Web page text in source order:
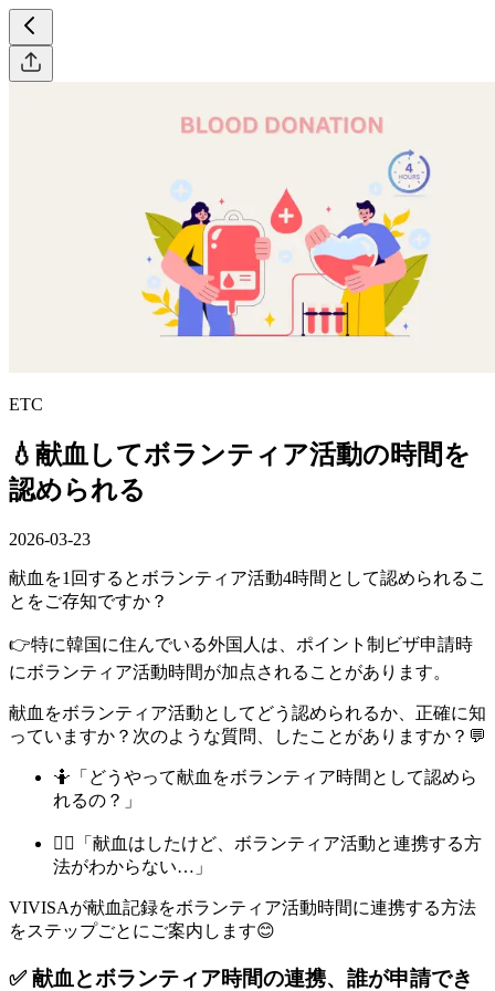
ETC
💧献血してボランティア活動の時間を
認められる
2026-03-23
献血を1回するとボランティア活動4時間として認められるこ
とをご存知ですか？
👉特に韓国に住んでいる外国人は、 ポイント制ビザ申請時
にボランティア活動時間が加点されることがあります。
献血をボランティア活動としてどう認められるか、正確に知
っていますか？次のような質問、したことがありますか？💬
🤷「どうやって献血をボランティア時間として認めら
れるの？」
🤦‍♂️「献血はしたけど、ボランティア活動と連携する方
法がわからない…」
VIVISAが献血記録をボランティア活動時間に連携する方法
をステップごとにご案内します😊
✅ 献血とボランティア時間の連携、誰が申請でき